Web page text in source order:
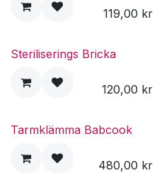
119,00 kr
Steriliserings Bricka
120,00 kr
Tarmklämma Babcook
480,00 kr